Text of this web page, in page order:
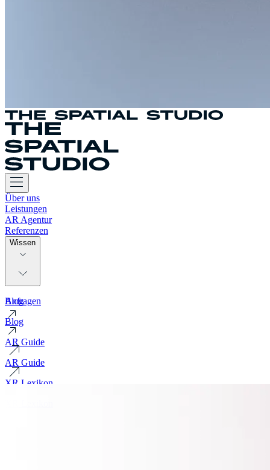
Über uns
Leistungen
AR Agentur
Referenzen
Wissen
Blog
Blog
AR Guide
AR Guide
XR Lexikon
Anfragen